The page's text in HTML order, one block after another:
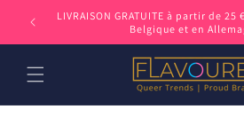
passerLIVRAISON GRATUITE à partir de 25
Belgique et en